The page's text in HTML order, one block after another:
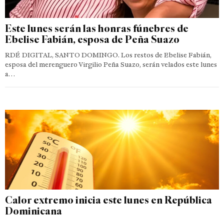
Este lunes serán las honras fúnebres de
Ebelise Fabián, esposa de Peña Suazo
RDÉ DIGITAL, SANTO DOMINGO. Los restos de Ebelise Fabián,
esposa del merenguero Virgilio Peña Suazo, serán velados este lunes
a…
Calor extremo inicia este lunes en República
Dominicana